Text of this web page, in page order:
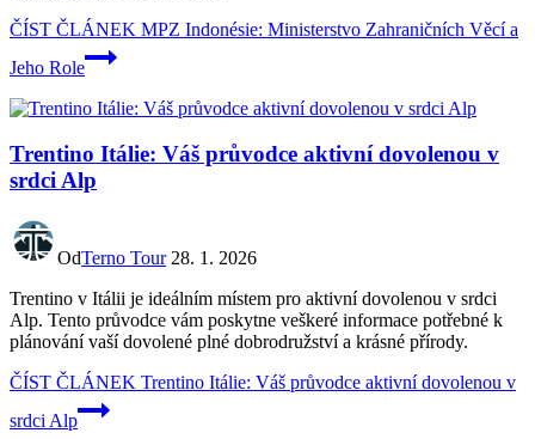
ČÍST ČLÁNEK MPZ Indonésie: Ministerstvo Zahraničních Věcí a
Jeho Role
Trentino Itálie: Váš průvodce aktivní dovolenou v
srdci Alp
OdTerno Tour 28. 1. 2026
Trentino v Itálii je ideálním místem pro aktivní dovolenou v srdci
Alp. Tento průvodce vám poskytne veškeré informace potřebné k
plánování vaší dovolené plné dobrodružství a krásné přírody.
ČÍST ČLÁNEK Trentino Itálie: Váš průvodce aktivní dovolenou v
srdci Alp